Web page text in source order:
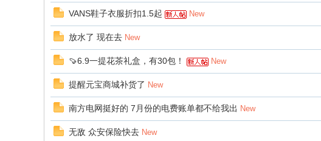
VANS鞋子衣服折扣1.5起 New
放水了 现在去 New
🍠6.9一提花茶礼盒，有30包！ New
提醒元宝商城补货了 New
南方电网挺好的 7月份的电费账单都不给我出 New
无敌 众安保险快去 New